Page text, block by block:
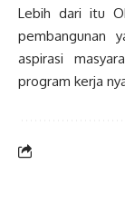
Lebih dari itu
pembangunan
aspirasi
program kerja